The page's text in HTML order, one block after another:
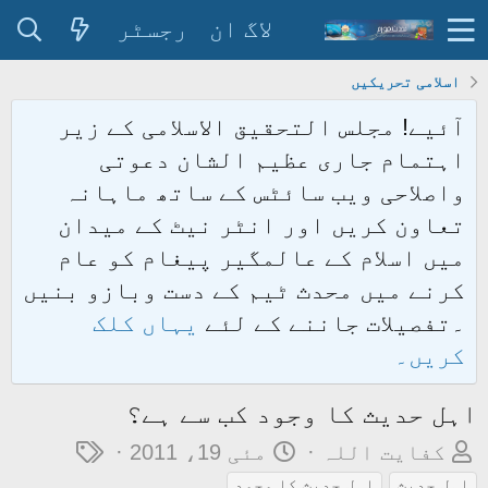
لاگ ان رجسٹر
اسلامی تحریکیں
آئیے! مجلس التحقیق الاسلامی کے زیر
اہتمام جاری عظیم الشان دعوتی
واصلاحی ویب سائٹس کے ساتھ ماہانہ
تعاون کریں اور انٹر نیٹ کے میدان
میں اسلام کے عالمگیر پیغام کو عام
کرنے میں محدث ٹیم کے دست وبازو بنیں
۔تفصیلات جاننے کے لئے یہاں کلک
کریں۔
اہل حدیث کا وجود کب سے ہے؟
م
و
کفایت اللہ
ت
ا
مئی 19، 2011
ٹ
اہل حدیث اہل حدیث کا وجود